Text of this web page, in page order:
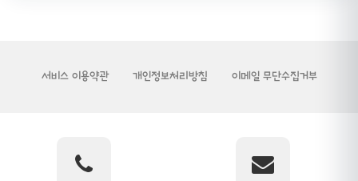
서비스 이용약관 개인정보처리방침 이메일 무단수집거부